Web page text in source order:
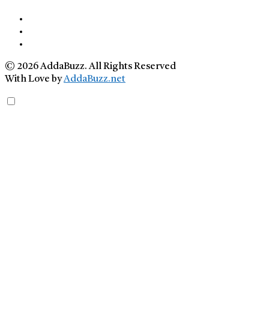
© 2026 AddaBuzz. All Rights Reserved
With Love byAddaBuzz.net